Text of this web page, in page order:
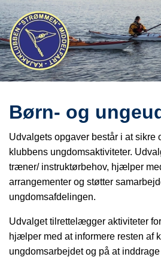
Børn- og
Udvalgets opgaver består i at sikre
klubbens ungdomsaktiviteter.
træner/ instruktørbehov, hjælper
arrangementer og støtter
ungdomsafdelingen.
Udvalget tilrettelægger aktiviteter
hjælper med at informere resten af
ungdomsarbejdet og på at